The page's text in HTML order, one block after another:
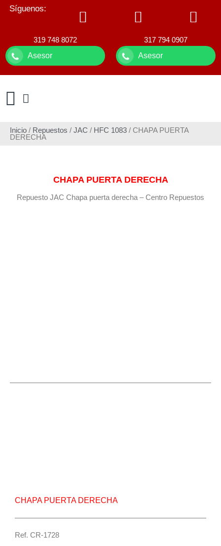
Síguenos:
319 748 8072
Asesor
317 794 0907
Asesor
Inicio / Repuestos / JAC / HFC 1083 / CHAPA PUERTA
DERECHA
CHAPA PUERTA DERECHA
Repuesto JAC Chapa puerta derecha – Centro Repuestos
CHAPA PUERTA DERECHA
Ref. CR-1728